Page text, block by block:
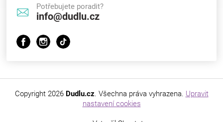
Potřebujete poradit?
info@dudlu.cz
Copyright 2026 Dudlu.cz. Všechna práva vyhrazena. Upravit
nastavení cookies